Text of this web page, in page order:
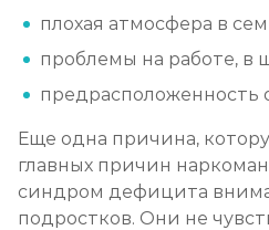
плохая атмосфера в
проблемы на работе, в
предрасположенность
Еще одна причина,
главных причин
синдром дефицита
подростков. Они не